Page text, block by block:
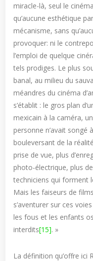
miracle-là, seul le
qu’aucune esthétique
mécanisme, sans
provoquer: ni le
l’emploi de quelque
tels prodiges. Le plus
banal, au milieu du
méandres du cinéma
s’établit : le gros plan
mexicain à la caméra,
personne n’avait songé
bouleversant de la
prise de vue, plus
photo-électrique, plus
techniciens qui forment
Mais les faiseurs de
s’aventurer sur ces
les fous et les enfants
interdits[15]. »
La définition qu’offre ici